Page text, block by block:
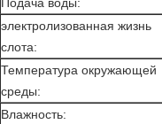
электролизованная жизнь
слота:
Температура окружающей
среды:
Влажность: